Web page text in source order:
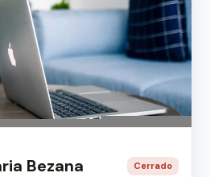
Bezana Cerrado